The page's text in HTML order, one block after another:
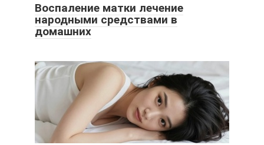
Воспаление матки лечение
народными средствами в
домашних